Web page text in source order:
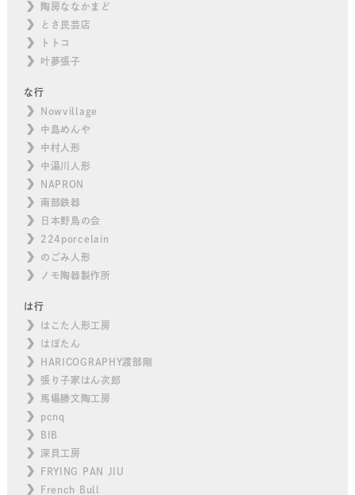
陶房ななかまど
とさ民芸店
トトコ
叶夢張子
な行
Nowvillage
中島めんや
中村人形
中湯川人形
NAPRON
南部鉄器
日本野鳥の会
224porcelain
のごみ人形
ノモ陶器製作所
は行
はこた人形工房
はぼたん
HARICOGRAPHY渡部剛
張り子家はん次郎
馬場勝文陶工房
pcnq
BIB
深貝工房
FRYING PAN JIU
French Bull